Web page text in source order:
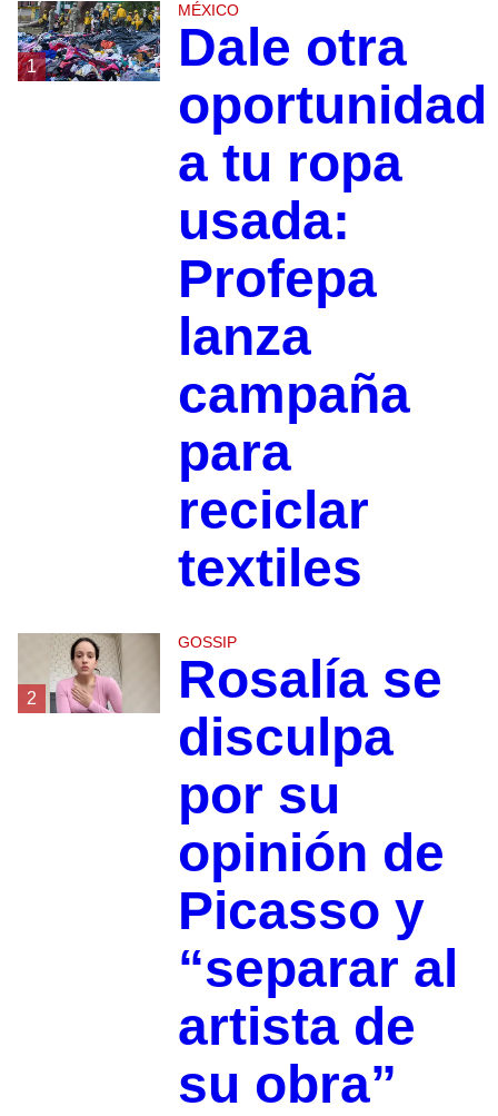
1
MÉXICO
Dale otra
oportunidad
a tu ropa
usada:
Profepa
lanza
campaña
para
reciclar
textiles
2
GOSSIP
Rosalía se
disculpa
por su
opinión de
Picasso y
“separar al
artista de
su obra”